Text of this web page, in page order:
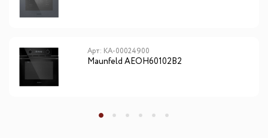
Арт: КА-00024900
Maunfeld AEOH60102B2